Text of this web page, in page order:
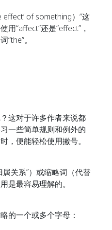
effect’ of something）”这
“affect”还是“effect”，
。
这对于许多作者来说都
一些简单规则和例外的
，便能轻松使用撇号。
关系”）或缩略词（代替
是最容易理解的。
的一个或多个字母：